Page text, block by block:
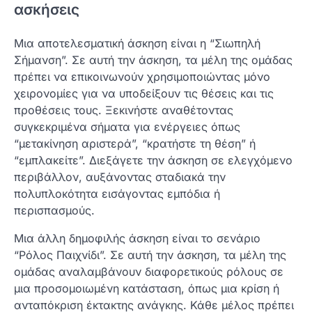
ασκήσεις
Μια αποτελεσματική άσκηση είναι η “Σιωπηλή
Σήμανση”. Σε αυτή την άσκηση, τα μέλη της ομάδας
πρέπει να επικοινωνούν χρησιμοποιώντας μόνο
χειρονομίες για να υποδείξουν τις θέσεις και τις
προθέσεις τους. Ξεκινήστε αναθέτοντας
συγκεκριμένα σήματα για ενέργειες όπως
“μετακίνηση αριστερά”, “κρατήστε τη θέση” ή
“εμπλακείτε”. Διεξάγετε την άσκηση σε ελεγχόμενο
περιβάλλον, αυξάνοντας σταδιακά την
πολυπλοκότητα εισάγοντας εμπόδια ή
περισπασμούς.
Μια άλλη δημοφιλής άσκηση είναι το σενάριο
“Ρόλος Παιχνίδι”. Σε αυτή την άσκηση, τα μέλη της
ομάδας αναλαμβάνουν διαφορετικούς ρόλους σε
μια προσομοιωμένη κατάσταση, όπως μια κρίση ή
ανταπόκριση έκτακτης ανάγκης. Κάθε μέλος πρέπει